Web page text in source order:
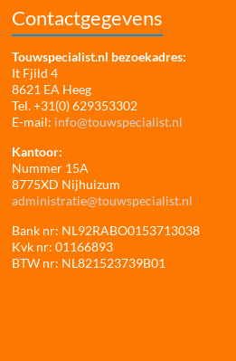
Contactgegevens
Touwspecialist.nl bezoekadres:
It Fjild 4
8621 EA Heeg
Tel. +31(0) 629353302
E-mail: info@touwspecialist.nl
Kantoor:
Nummer 15A
8775XD Nijhuizum
administratie@touwspecialist.nl
Bank nr: NL92RABO0153713038
Kvk nr: 01166893
BTW nr: NL821523739B01